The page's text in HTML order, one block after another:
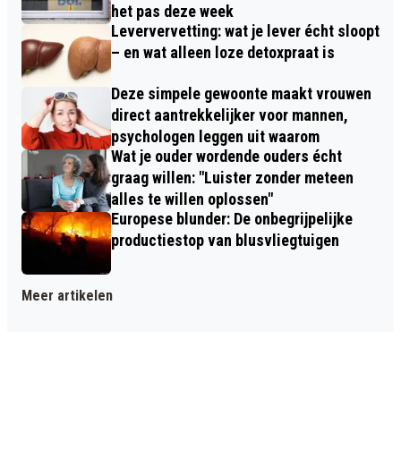
het pas deze week
Leververvetting: wat je lever écht sloopt
– en wat alleen loze detoxpraat is
Deze simpele gewoonte maakt vrouwen
direct aantrekkelijker voor mannen,
psychologen leggen uit waarom
Wat je ouder wordende ouders écht
graag willen: "Luister zonder meteen
alles te willen oplossen"
Europese blunder: De onbegrijpelijke
productiestop van blusvliegtuigen
Meer artikelen